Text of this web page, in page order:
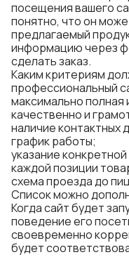
посещения вашего
понятно, что он
предлагаемый
информацию через
сделать заказ.
Каким критериям
профессиональный
максимально
качественно и
наличие контактных
график работы;
указание
каждой позиции
схема проезда до
Список можно
Когда сайт будет
поведение его
своевременно
будет